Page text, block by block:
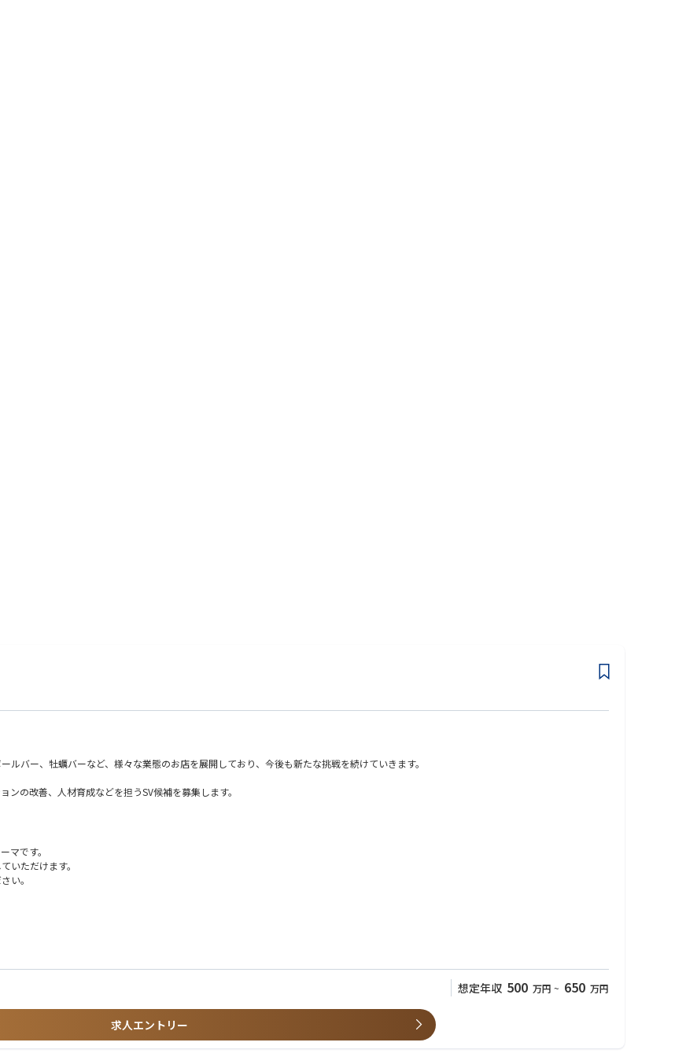
バー、牡蠣バーなど、様々な業態のお店を展開しており、今後も新たな挑戦を続けていきます。
の改善、人材育成などを担うSV候補を募集します。
マです。
いただけます。
い。
などなど…
想定年収 500 万円 ~ 650 万円
求人エントリー